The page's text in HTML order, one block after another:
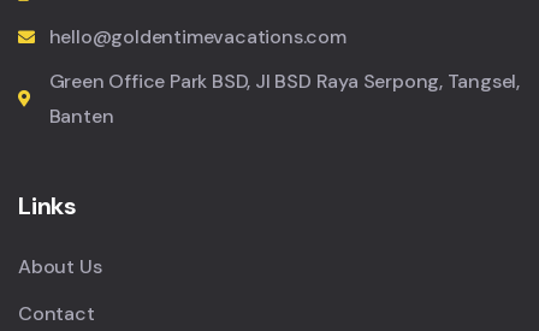
hello@goldentimevacations.com
Green Office Park BSD, Jl BSD Raya Serpong, Tangsel,
Banten
Links
About Us
Contact